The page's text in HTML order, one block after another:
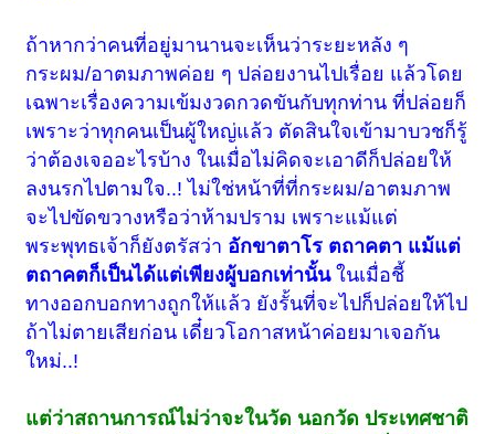
ถ้าหากว่าคนที่อยู่มานานจะเห็นว่าระยะหลัง ๆ
กระผม/อาตมภาพค่อย ๆ ปล่อยงานไปเรื่อย แล้วโดย
เฉพาะเรื่องความเข้มงวดกวดขันกับทุกท่าน ที่ปล่อยก็
เพราะว่าทุกคนเป็นผู้ใหญ่แล้ว ตัดสินใจเข้ามาบวชก็รู้
ว่าต้องเจออะไรบ้าง ในเมื่อไม่คิดจะเอาดีก็ปล่อยให้
ลงนรกไปตามใจ..! ไม่ใช่หน้าที่ที่กระผม/อาตมภาพ
จะไปขัดขวางหรือว่าห้ามปราม เพราะแม้แต่
พระพุทธเจ้าก็ยังตรัสว่า อักขาตาโร ตถาคตา แม้แต่
ตถาคตก็เป็นได้แต่เพียงผู้บอกเท่านั้นในเมื่อชี้
ทางออกบอกทางถูกให้แล้ว ยังรั้นที่จะไปก็ปล่อยให้ไป
ถ้าไม่ตายเสียก่อน เดี๋ยวโอกาสหน้าค่อยมาเจอกัน
ใหม่..!
แต่ว่าสถานการณ์ไม่ว่าจะในวัด นอกวัด ประเทศชาติ